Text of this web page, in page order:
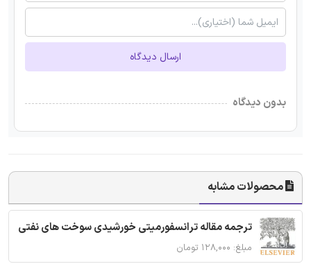
ارسال دیدگاه
بدون دیدگاه
محصولات مشابه
ترجمه مقاله ترانسفورمیتی خورشیدی سوخت های نفتی
مبلغ: ۱۲۸,۰۰۰ تومان